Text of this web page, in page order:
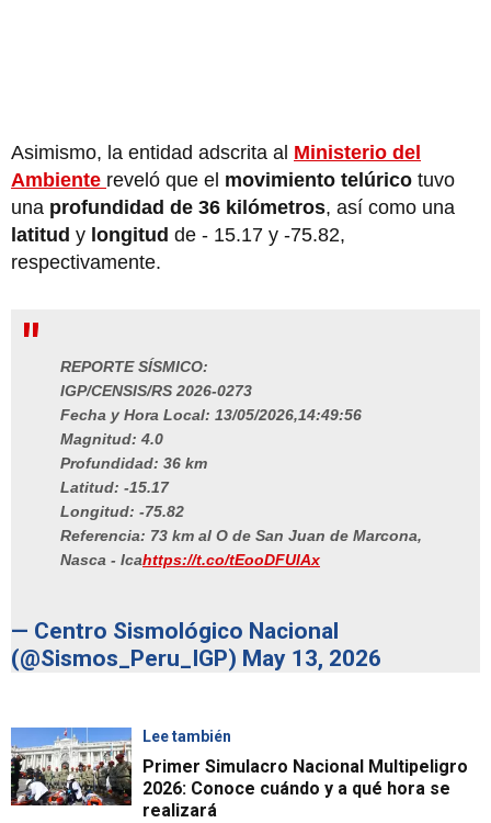
Asimismo, la entidad adscrita al Ministerio del
Ambiente reveló que el movimiento telúrico tuvo
una profundidad de 36 kilómetros, así como una
latitud y longitud de - 15.17 y -75.82,
respectivamente.
REPORTE SÍSMICO:
IGP/CENSIS/RS 2026-0273
Fecha y Hora Local: 13/05/2026,14:49:56
Magnitud: 4.0
Profundidad: 36 km
Latitud: -15.17
Longitud: -75.82
Referencia: 73 km al O de San Juan de Marcona,
Nasca - Icahttps://t.co/tEooDFUlAx
— Centro Sismológico Nacional
(@Sismos_Peru_IGP) May 13, 2026
Lee también
Primer Simulacro Nacional Multipeligro
2026: Conoce cuándo y a qué hora se
realizará